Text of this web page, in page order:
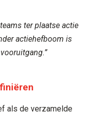
ter plaatse actie
actiehefboom is
als de verzamelde